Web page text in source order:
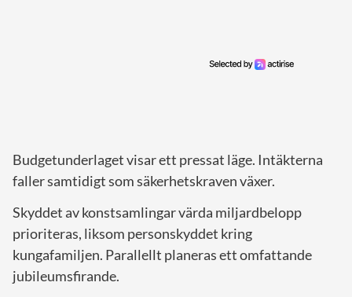
Budgetunderlaget visar ett pressat läge. Intäkterna
faller samtidigt som säkerhetskraven växer.
Skyddet av konstsamlingar värda miljardbelopp
prioriteras, liksom personskyddet kring
kungafamiljen. Parallellt planeras ett omfattande
jubileumsfirande.